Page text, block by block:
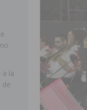
Nacional desarticula un
impulsa el empleo con la
de Bonanza alerta del
a la
de